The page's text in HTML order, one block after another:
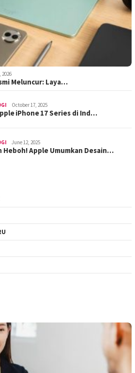
Meluncur: Laya…
October 17, 2025
iPhone 17 Series di Ind…
June 12, 2025
Heboh! Apple Umumkan Desain…